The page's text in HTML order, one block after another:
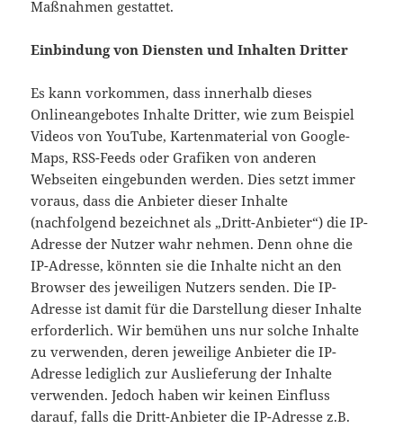
Maßnahmen gestattet.
Einbindung von Diensten und Inhalten Dritter
Es kann vorkommen, dass innerhalb dieses
Onlineangebotes Inhalte Dritter, wie zum Beispiel
Videos von YouTube, Kartenmaterial von Google-
Maps, RSS-Feeds oder Grafiken von anderen
Webseiten eingebunden werden. Dies setzt immer
voraus, dass die Anbieter dieser Inhalte
(nachfolgend bezeichnet als „Dritt-Anbieter“) die IP-
Adresse der Nutzer wahr nehmen. Denn ohne die
IP-Adresse, könnten sie die Inhalte nicht an den
Browser des jeweiligen Nutzers senden. Die IP-
Adresse ist damit für die Darstellung dieser Inhalte
erforderlich. Wir bemühen uns nur solche Inhalte
zu verwenden, deren jeweilige Anbieter die IP-
Adresse lediglich zur Auslieferung der Inhalte
verwenden. Jedoch haben wir keinen Einfluss
darauf, falls die Dritt-Anbieter die IP-Adresse z.B.